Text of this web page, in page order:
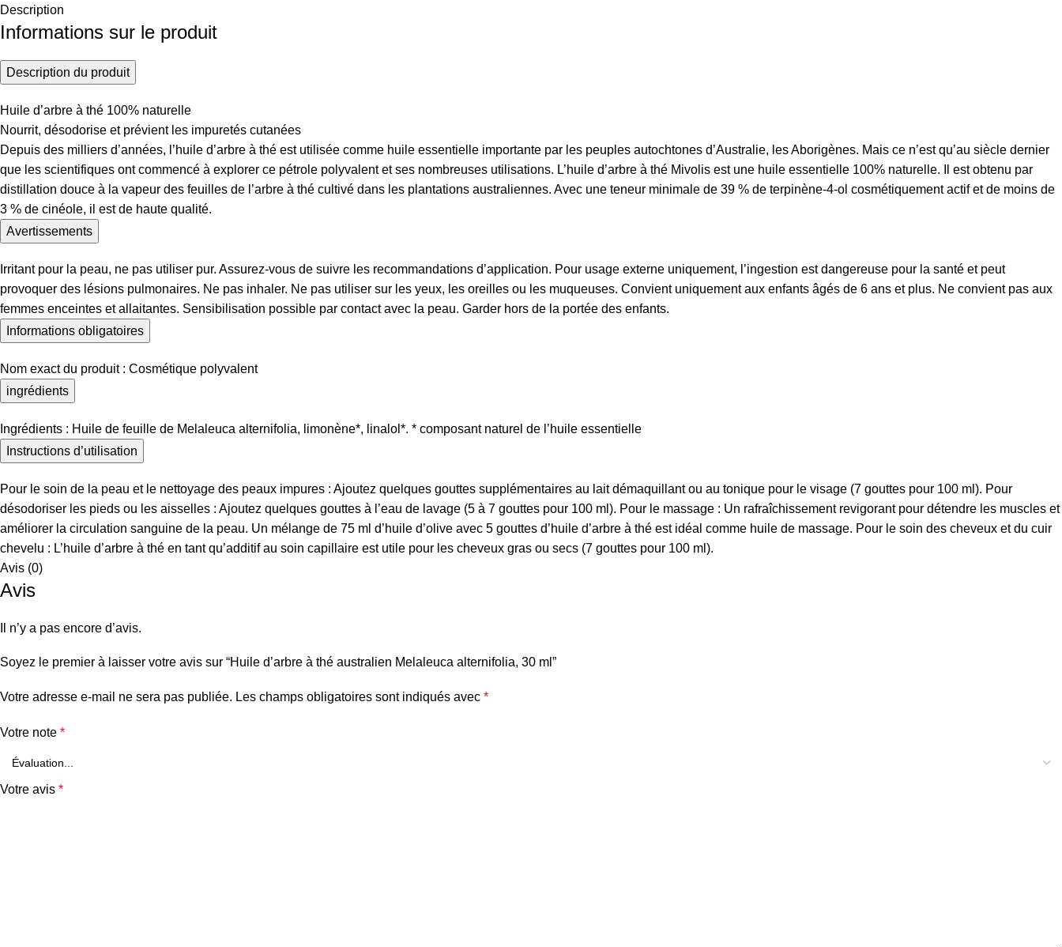
Description
Informations sur le produit
Description du produit
Huile d’arbre à thé 100% naturelle
Nourrit, désodorise et prévient les impuretés cutanées
Depuis des milliers d’années, l’huile d’arbre à thé est utilisée comme huile essentielle importante par les peuples autochtones d’Australie, les Aborigènes. Mais ce n’est qu’au siècle dernier
que les scientifiques ont commencé à explorer ce pétrole polyvalent et ses nombreuses utilisations. L’huile d’arbre à thé Mivolis est une huile essentielle 100% naturelle. Il est obtenu par
distillation douce à la vapeur des feuilles de l’arbre à thé cultivé dans les plantations australiennes. Avec une teneur minimale de 39 % de terpinène-4-ol cosmétiquement actif et de moins de
3 % de cinéole, il est de haute qualité.
Avertissements
Irritant pour la peau, ne pas utiliser pur. Assurez-vous de suivre les recommandations d’application. Pour usage externe uniquement, l’ingestion est dangereuse pour la santé et peut
provoquer des lésions pulmonaires. Ne pas inhaler. Ne pas utiliser sur les yeux, les oreilles ou les muqueuses. Convient uniquement aux enfants âgés de 6 ans et plus. Ne convient pas aux
femmes enceintes et allaitantes. Sensibilisation possible par contact avec la peau. Garder hors de la portée des enfants.
Informations obligatoires
Nom exact du produit : Cosmétique polyvalent
ingrédients
Ingrédients : Huile de feuille de Melaleuca alternifolia, limonène*, linalol*. * composant naturel de l’huile essentielle
Instructions d’utilisation
Pour le soin de la peau et le nettoyage des peaux impures : Ajoutez quelques gouttes supplémentaires au lait démaquillant ou au tonique pour le visage (7 gouttes pour 100 ml). Pour
désodoriser les pieds ou les aisselles : Ajoutez quelques gouttes à l’eau de lavage (5 à 7 gouttes pour 100 ml). Pour le massage : Un rafraîchissement revigorant pour détendre les muscles et
améliorer la circulation sanguine de la peau. Un mélange de 75 ml d’huile d’olive avec 5 gouttes d’huile d’arbre à thé est idéal comme huile de massage. Pour le soin des cheveux et du cuir
chevelu : L’huile d’arbre à thé en tant qu’additif au soin capillaire est utile pour les cheveux gras ou secs (7 gouttes pour 100 ml).
Avis (0)
Avis
Il n’y a pas encore d’avis.
Soyez le premier à laisser votre avis sur “Huile d’arbre à thé australien Melaleuca alternifolia, 30 ml”
Votre adresse e-mail ne sera pas publiée. Les champs obligatoires sont indiqués avec *
Votre note *
Votre avis *